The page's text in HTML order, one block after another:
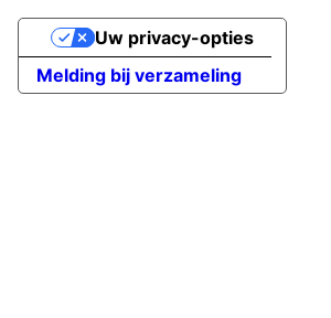
Melding bij verzameling
Uw privacy-opties